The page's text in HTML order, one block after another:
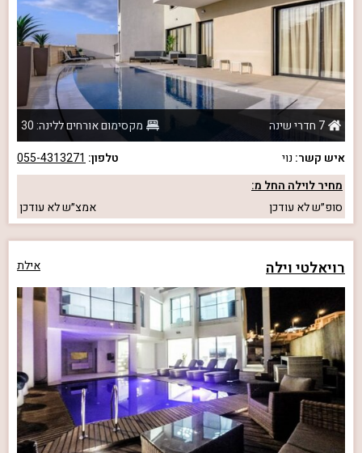
7 חדרי שינה
מקסימום אורחים ללינה: 30
איש קשר: נוי טלפון: 055-4313271
מחיר לוילה החל מ:
סופ״שלא עודכן אמצ״שלא עודכן
רויאלטי וילה אילת